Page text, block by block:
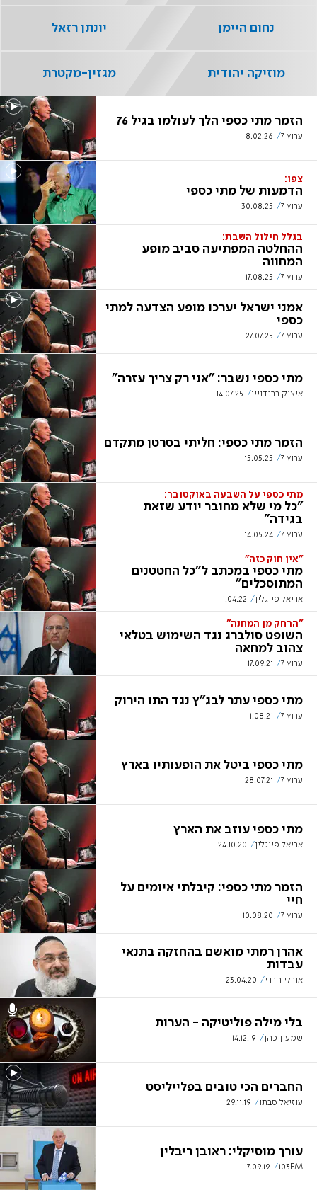
הזמר מתי כספי הלך לעולמו בגיל 76
ערוץ 7 8.02.26
צפו:
הדמעות של מתי כספי
ערוץ 7 30.08.25
בגלל חילול השבת:
ההחלטה המפתיעה סביב מופע
המחווה
ערוץ 7 17.08.25
אמני ישראל יערכו מופע הצדעה למתי
כספי
ערוץ 7 27.07.25
מתי כספי נשבר: "אני רק צריך עזרה"
איציק ברנדויין 14.07.25
הזמר מתי כספי: חליתי בסרטן מתקדם
ערוץ 7 15.05.25
מתי כספי על השבעה באוקטובר:
"כל מי שלא מחובר יודע שזאת
בגידה"
ערוץ 7 14.05.24
"אין חוק כזה"
מתי כספי במכתב ל"כל החטטנים
המתוסכלים"
אריאל פייגלין 1.04.22
"הרחק מן המחנה"
השופט סולברג נגד השימוש בטלאי
צהוב למחאה
ערוץ 7 17.09.21
מתי כספי עתר לבג"ץ נגד התו הירוק
ערוץ 7 1.08.21
מתי כספי ביטל את הופעותיו בארץ
ערוץ 7 28.07.21
מתי כספי עוזב את הארץ
אריאל פייגלין 24.10.20
הזמר מתי כספי: קיבלתי איומים על
חיי
ערוץ 7 10.08.20
אהרן רמתי מואשם בהחזקה בתנאי
עבדות
אורלי הררי 23.04.20
בלי מילה פוליטיקה - הערות
שמעון כהן 14.12.19
​​​​​​​החברים הכי טובים בפלייליסט
עוזיאל סבתו 29.11.19
עורך מוסיקלי: ראובן ריבלין
103FM
17.09.19
נחום היימן יונתן רזאל
מוזיקה יהודית מגזין-מקטרת